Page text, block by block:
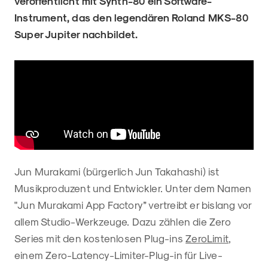
Instrument, das den legendären Roland MKS-80
Super Jupiter nachbildet.
Jun Murakami (bürgerlich Jun Takahashi) ist
Musikproduzent und Entwickler. Unter dem Namen
"Jun Murakami App Factory” vertreibt er bislang vor
allem Studio-Werkzeuge. Dazu zählen die Zero
Series mit den kostenlosen Plug-insZeroLimit,
einem Zero-Latency-Limiter-Plug-in für Live-